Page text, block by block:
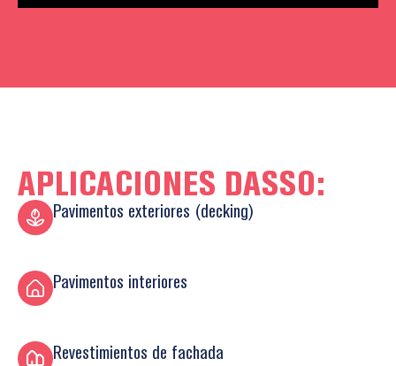
APLICACIONES DASSO:
Pavimentos exteriores (decking)
Pavimentos interiores
Revestimientos de fachada